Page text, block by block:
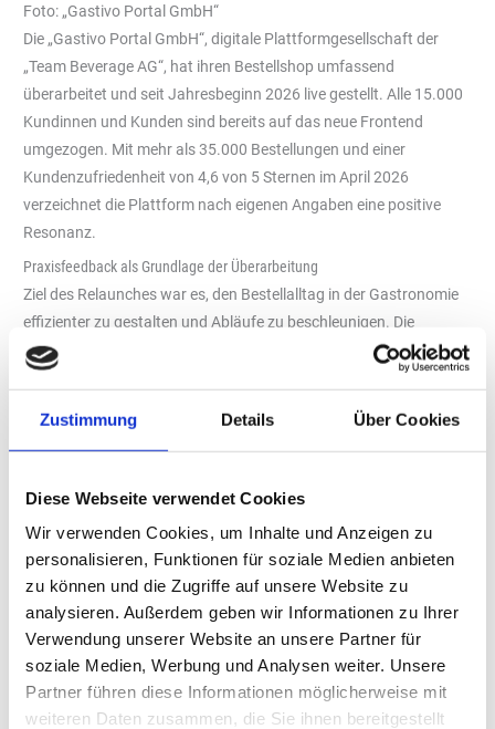
Zustimmung Details Über Cookies
Diese Webseite verwendet Cookies
Wir verwenden Cookies, um Inhalte und Anzeigen zu
personalisieren, Funktionen für soziale Medien anbieten
zu können und die Zugriffe auf unsere Website zu
analysieren. Außerdem geben wir Informationen zu Ihrer
Verwendung unserer Website an unsere Partner für
soziale Medien, Werbung und Analysen weiter. Unsere
Partner führen diese Informationen möglicherweise mit
weiteren Daten zusammen, die Sie ihnen bereitgestellt
Foto: „Gastivo Portal GmbH“
Die „Gastivo Portal GmbH“, digitale Plattformgesellschaft der
„Team Beverage AG“, hat ihren Bestellshop umfassend
überarbeitet und seit Jahresbeginn 2026 live gestellt. Alle 15.000
Kundinnen und Kunden sind bereits auf das neue Frontend
umgezogen. Mit mehr als 35.000 Bestellungen und einer
Kundenzufriedenheit von 4,6 von 5 Sternen im April 2026
verzeichnet die Plattform nach eigenen Angaben eine positive
Resonanz.
Praxisfeedback als Grundlage der Überarbeitung
Ziel des Relaunches war es, den Bestellalltag in der Gastronomie
effizienter zu gestalten und Abläufe zu beschleunigen. Die
Überarbeitung basiert auf Feedback aus Gastronomie,
aktualisierten Design wurden funktionale Anpassungen
vorgenommen: Sortimente werden übersichtlich nach Lieferanten
erleichtern, und ein lieferantenbezogener Warenkorb ermöglicht
Bestelllisten sollen zudem die Teamkoordination unterstützen.
App „Mein Gastivo“ ebenfalls neu aufgesetzt
Parallel zum Shop-Relaunch wurde auch die App „Mein Gastivo“
neu aufgesetzt und eng mit dem Shop verknüpft. Laut
Unternehmen entsteht dadurch ein durchgängiges
Nutzungserlebnis über stationäre und mobile Anwendungen
hinweg. Aus der Praxis würden besonders die bessere Übersicht